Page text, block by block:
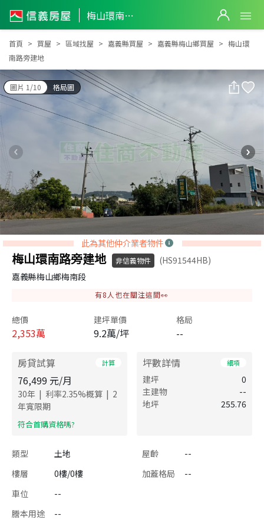
梅山環南路旁建地
梅山環南路旁建地
首頁 買屋 區域找屋 嘉義縣買屋 嘉義縣梅山鄉買屋
梅山環
南路旁建地
圖片 1/10 格局圖
此為其他仲介業者物件
梅山環南路旁建地 非信義物件
(HS91544HB)
嘉義縣梅山鄉梅南段
有8 人也在關注這間👀
總價
2,353萬
建坪單價
9.2萬/坪
格局
--
房貸試算 計算
76,499 元/月
30年 | 利率2.35%概算 | 2
年寬限期
​符合首購資格嗎?
坪數詳情 細項
建坪
0
主建物
--
地坪
255.76
類型 土地 屋齡
--
樓層
0樓/0樓 加蓋格局
--
車位
--
謄本用途
--